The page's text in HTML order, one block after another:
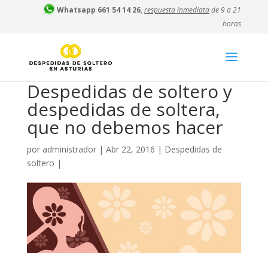
Whatsapp 661 54 14 26,respuesta inmediatade 9 a 21
horas
Despedidas de soltero y
despedidas de soltera,
que no debemos hacer
por administrador| Abr 22, 2016 | Despedidas de
soltero |